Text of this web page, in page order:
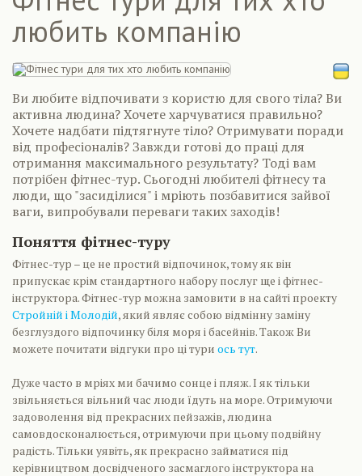
любить компанію
Ви любите відпочивати з користю для свого тіла? Ви
активна людина? Хочете харчуватися правильно?
Хочете надбати підтягнуте тіло? Отримувати поради
від професіоналів? Завжди готові до праці для
отримання максимального результату? Тоді вам
потрібен фітнес-тур. Сьогодні любителі фітнесу та
люди, що "засиділися" і мріють позбавитися зайвої
ваги, випробували переваги таких заходів!
Поняття фітнес-туру
Фітнес-тур – це не простий відпочинок, тому як він
припускає крім стандартного набору послуг ще і фітнес-
інструктора. Фітнес-тур можна замовити в на сайті проекту
Стройній і Молодій, який являє собою відмінну заміну
безглуздого відпочинку біля моря і басейнів. Також Ви
можете почитати відгуки про ці тури ось тут.
Дуже часто в мріях ми бачимо сонце і пляж. І як тільки
звільняється вільний час люди їдуть на море. Отримуючи
задоволення від прекрасних пейзажів, людина
самовдосконалюється, отримуючи при цьому подвійну
радість. Тільки уявіть, як прекрасно займатися під
керівництвом досвідченого засмаглого інструктора на